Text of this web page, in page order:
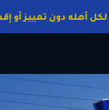
وطنٌ لكل أهله دون